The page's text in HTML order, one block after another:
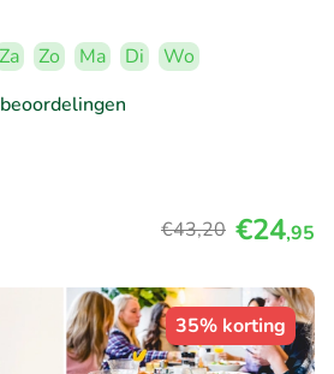
Za Zo Ma Di
Wo
€43,20 €24,95
35% korting